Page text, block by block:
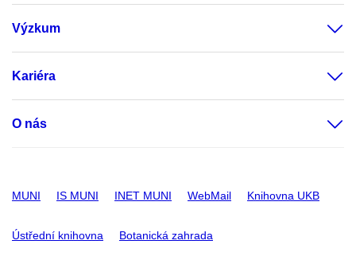
Výzkum
Kariéra
O nás
MUNI IS MUNI INET MUNI WebMail Knihovna UKB
Ústřední knihovna Botanická zahrada